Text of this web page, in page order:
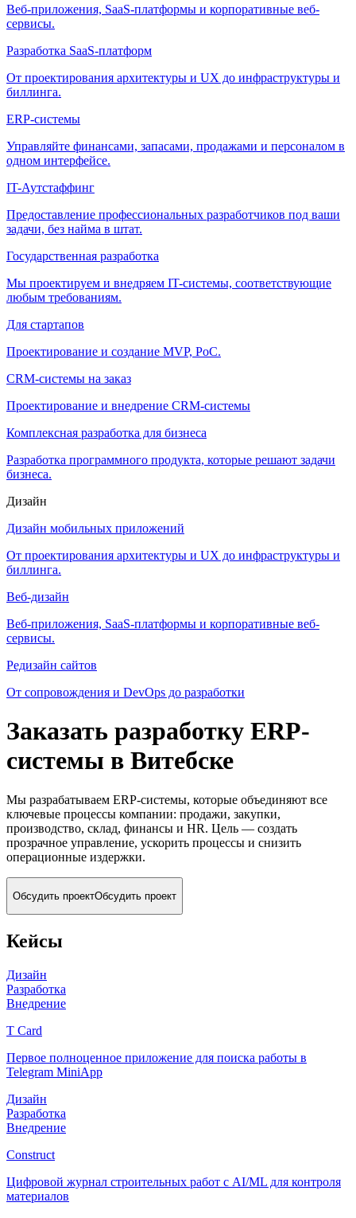
Веб-приложения, SaaS-платформы и корпоративные веб-
сервисы.
Разработка SaaS-платформ
От проектирования архитектуры и UX до инфраструктуры и
биллинга.
ERP-системы
Управляйте финансами, запасами, продажами и персоналом в
одном интерфейсе.
IT-Аутстаффинг
Предоставление профессиональных разработчиков под ваши
задачи, без найма в штат.
Государственная разработка
Мы проектируем и внедряем IT-системы, соответствующие
любым требованиям.
Для стартапов
Проектирование и создание MVP, PoC.
CRM-системы на заказ
Проектирование и внедрение CRM-системы
Комплексная разработка для бизнеса
Разработка программного продукта, которые решают задачи
бизнеса.
Дизайн
Дизайн мобильных приложений
От проектирования архитектуры и UX до инфраструктуры и
биллинга.
Веб-дизайн
Веб-приложения, SaaS-платформы и корпоративные веб-
сервисы.
Редизайн сайтов
От сопровождения и DevOps до разработки
Заказать разработку ERP-
системы в Витебске
Мы разрабатываем ERP-системы, которые объединяют все
ключевые процессы компании: продажи, закупки,
производство, склад, финансы и HR. Цель — создать
прозрачное управление, ускорить процессы и снизить
операционные издержки.
Обсудить проектОбсудить проект
Кейсы
Дизайн
Разработка
Внедрение
T Card
Первое полноценное приложение для поиска работы в
Telegram MiniApp
Дизайн
Разработка
Внедрение
Construct
Цифровой журнал строительных работ с AI/ML для контроля
материалов